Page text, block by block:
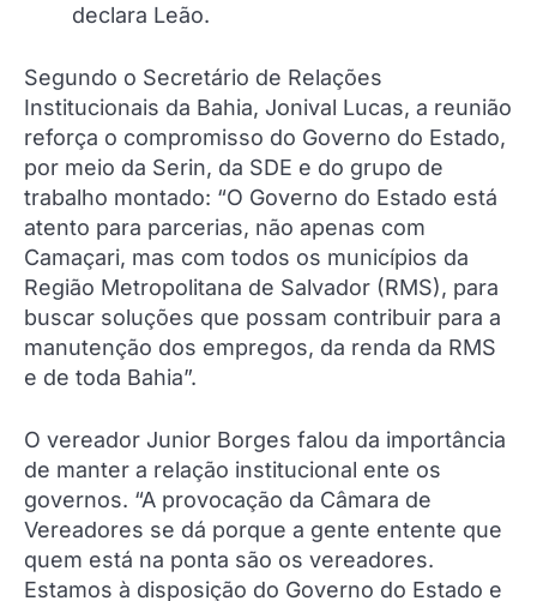
declara Leão.
Segundo o Secretário de Relações
Institucionais da Bahia, Jonival Lucas, a reunião
reforça o compromisso do Governo do Estado,
por meio da Serin, da SDE e do grupo de
trabalho montado: “O Governo do Estado está
atento para parcerias, não apenas com
Camaçari, mas com todos os municípios da
Região Metropolitana de Salvador (RMS), para
buscar soluções que possam contribuir para a
manutenção dos empregos, da renda da RMS
e de toda Bahia”.
O vereador Junior Borges falou da importância
de manter a relação institucional ente os
governos. “A provocação da Câmara de
Vereadores se dá porque a gente entente que
quem está na ponta são os vereadores.
Estamos à disposição do Governo do Estado e